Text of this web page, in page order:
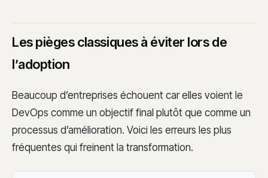
Les pièges classiques à éviter lors de
l’adoption
Beaucoup d’entreprises échouent car elles voient le
DevOps comme un objectif final plutôt que comme un
processus d’amélioration. Voici les erreurs les plus
fréquentes qui freinent la transformation.